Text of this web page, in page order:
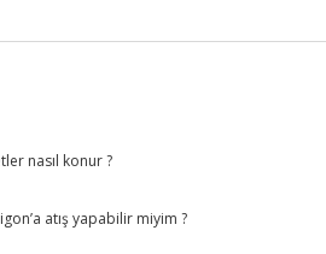
nasıl konur ?
atış yapabilir miyim ?